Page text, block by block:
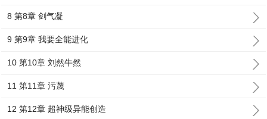
8 第8章 剑气凝
9 第9章 我要全能进化
10 第10章 刘然牛然
11 第11章 污蔑
12 第12章 超神级异能创造